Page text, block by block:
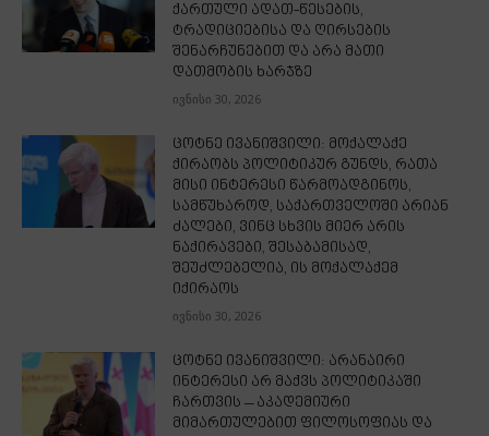
ქართული ადათ-წესების,
ტრადიციებისა და ღირსების
შენარჩუნებით და არა მათი
დათმობის ხარჯზე
ივნისი 30, 2026
ცოტნე ივანიშვილი: მოქალაქე
ქირაობს პოლიტიკურ გუნდს, რათა
მისი ინტერესი წარმოადგინოს,
სამწუხაროდ, საქართველოში არიან
ძალები, ვინც სხვის მიერ არის
ნაქირავები, შესაბამისად,
შეუძლებელია, ის მოქალაქემ
იქირაოს
ივნისი 30, 2026
ცოტნე ივანიშვილი: არანაირი
ინტერესი არ მაქვს პოლიტიკაში
ჩართვის – აკადემიური
მიმართულებით ფილოსოფიას და